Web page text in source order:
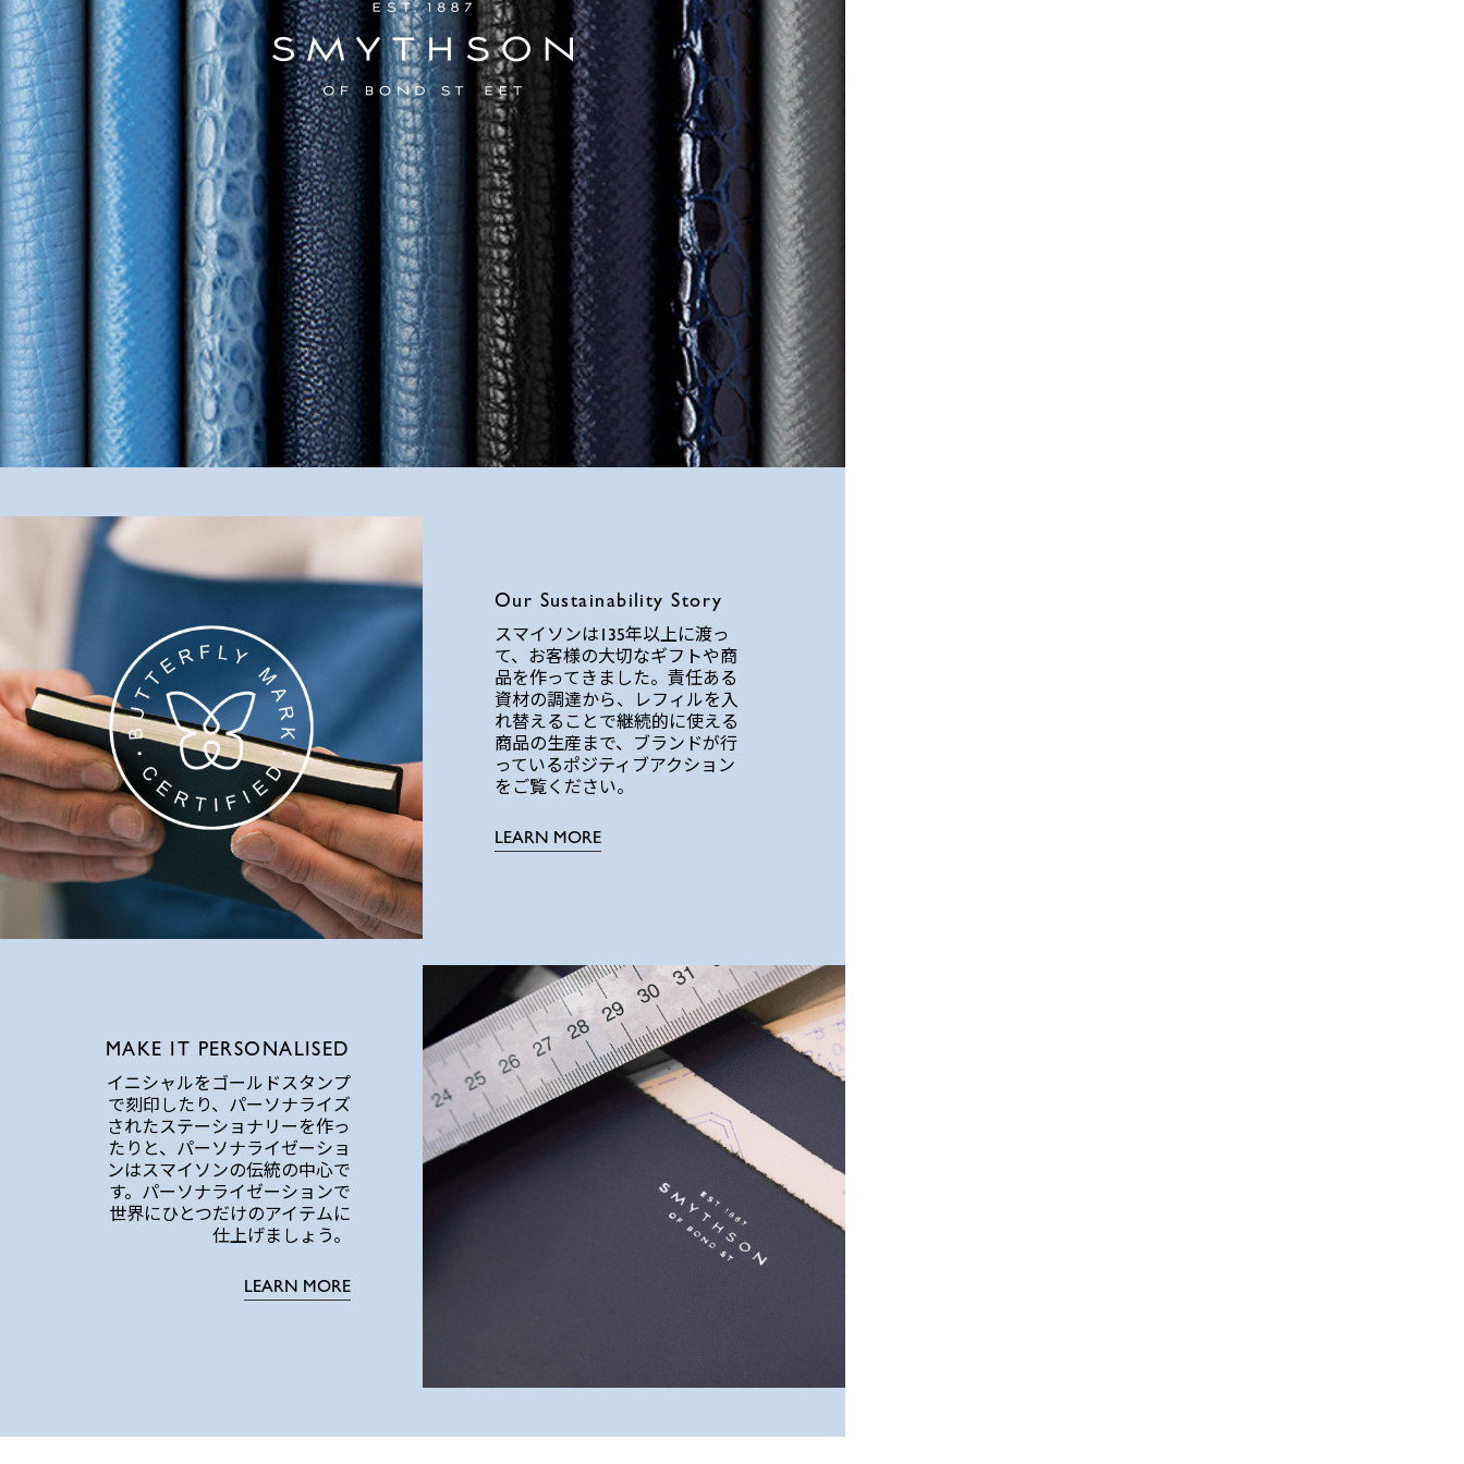
Our Sustainability Story
スマイソンは135年以上に渡っ
て、お客様の大切なギフトや商
品を作ってきました。責任ある
資材の調達から、レフィルを入
れ替えることで継続的に使える
商品の生産まで、ブランドが行
っているポジティブアクション
をご覧ください。
LEARN MORE
MAKE IT PERSONALISED
イニシャルをゴールドスタンプ
で刻印したり、パーソナライズ
されたステーショナリーを作っ
たりと、パーソナライゼーショ
ンはスマイソンの伝統の中心で
す。パーソナライゼーションで
世界にひとつだけのアイテムに
仕上げましょう。
LEARN MORE